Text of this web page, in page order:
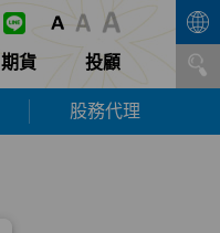
期貨 投顧
股務代理